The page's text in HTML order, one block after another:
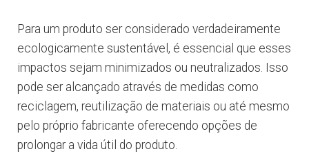
Para um produto ser considerado verdadeiramente
ecologicamente sustentável, é essencial que esses
impactos sejam minimizados ou neutralizados. Isso
pode ser alcançado através de medidas como
reciclagem, reutilização de materiais ou até mesmo
pelo próprio fabricante oferecendo opções de
prolongar a vida útil do produto.